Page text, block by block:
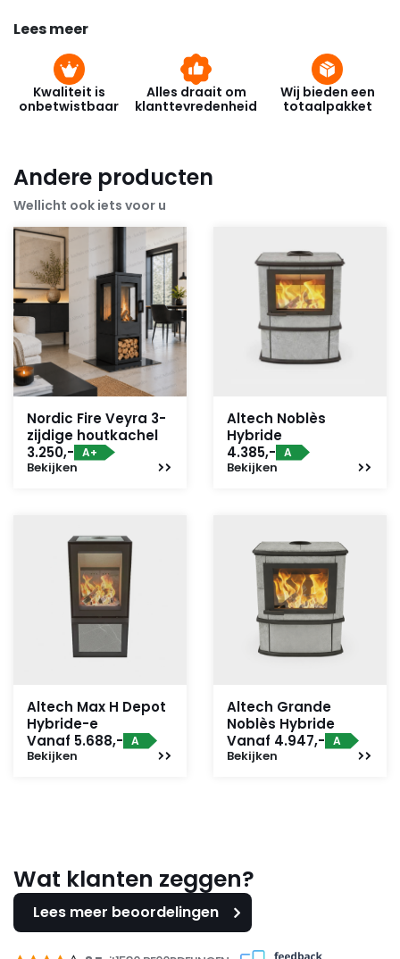
Lees meer
Kwaliteit is
onbetwistbaar
Alles draait om
klanttevredenheid
Wij bieden een
totaalpakket
Andere producten
Wellicht ook iets voor u
Nordic Fire Veyra 3-
zijdige houtkachel
3.250,- A+
Bekijken
Altech Noblès
Hybride
4.385,- A
Bekijken
Altech Max H Depot
Hybride-e
Vanaf 5.688,- A
Bekijken
Altech Grande
Noblès Hybride
Vanaf 4.947,- A
Bekijken
Wat klanten zeggen?
Lees meer beoordelingen